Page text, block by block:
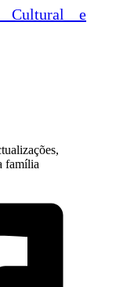
Cultural e
família